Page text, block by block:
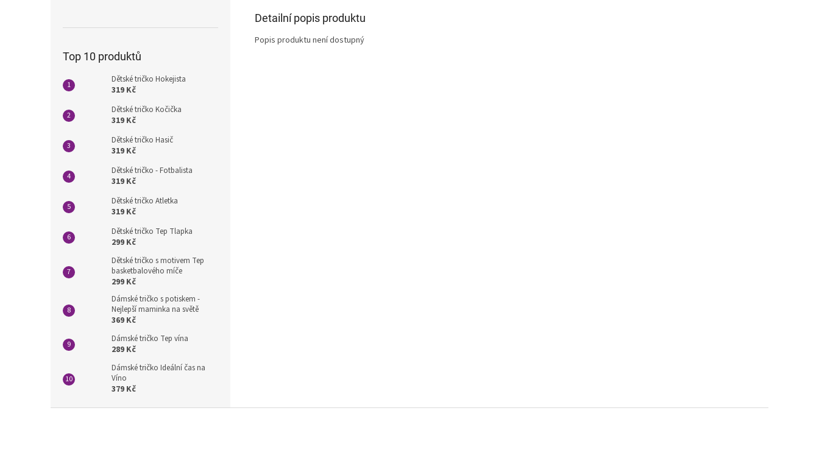
Top 10 produktů
Dětské tričko Hokejista
319 Kč
Dětské tričko Kočička
319 Kč
Dětské tričko Hasič
319 Kč
Dětské tričko - Fotbalista
319 Kč
Dětské tričko Atletka
319 Kč
Dětské tričko Tep Tlapka
299 Kč
Dětské tričko s motivem Tep
basketbalového míče
299 Kč
Dámské tričko s potiskem -
Nejlepší maminka na světě
369 Kč
Dámské tričko Tep vína
289 Kč
Dámské tričko Ideální čas na
Víno
379 Kč
Detailní popis produktu
Popis produktu není dostupný